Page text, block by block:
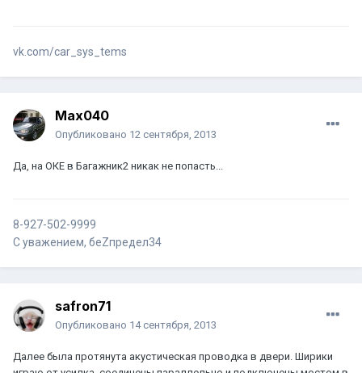
vk.com/car_sys_tems
Max040
Опубликовано 12 сентября, 2013
Да, на ОКЕ в Багажник2 никак не попасть...
8-927-502-9999
С уважением, беZпредел34
safron71
Опубликовано 14 сентября, 2013
Далее была протянута акустическая проводка в двери. Ширики